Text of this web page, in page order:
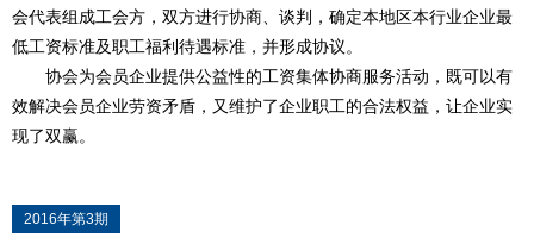
会代表组成工会方，双方进行协商、谈判，确定本地区本行业企业最
低工资标准及职工福利待遇标准，并形成协议。
协会为会员企业提供公益性的工资集体协商服务活动，既可以有
效解决会员企业劳资矛盾，又维护了企业职工的合法权益，让企业实
现了双赢。
2016年第3期